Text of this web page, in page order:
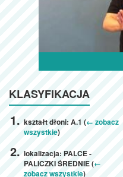
KLASYFIKACJA
kształt dłoni: A.1 (← zobacz
wszystkie)
lokalizacja: PALCE -
PALICZKI ŚREDNIE (←
zobacz wszystkie)